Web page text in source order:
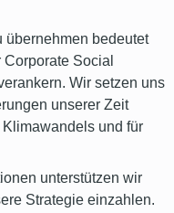
übernehmen bedeutet
Social
Wir setzen uns
unserer Zeit
und für
unterstützen wir
Strategie einzahlen.